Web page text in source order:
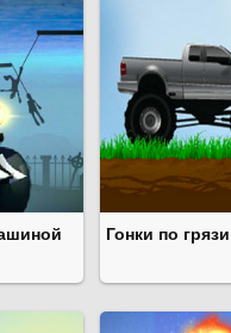
Гонки по